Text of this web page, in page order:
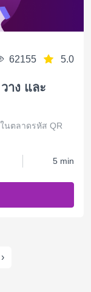
62155 5.0
าง และ
นตลาดรหัส QR
5 min
›